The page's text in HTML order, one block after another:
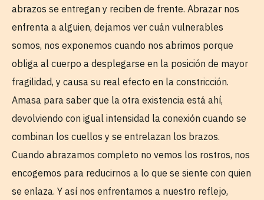
abrazos se entregan y reciben de frente. Abrazar nos
enfrenta a alguien, dejamos ver cuán vulnerables
somos, nos exponemos cuando nos abrimos porque
obliga al cuerpo a desplegarse en la posición de mayor
fragilidad, y causa su real efecto en la constricción.
Amasa para saber que la otra existencia está ahí,
devolviendo con igual intensidad la conexión cuando se
combinan los cuellos y se entrelazan los brazos.
Cuando abrazamos completo no vemos los rostros, nos
encogemos para reducirnos a lo que se siente con quien
se enlaza. Y así nos enfrentamos a nuestro reflejo,